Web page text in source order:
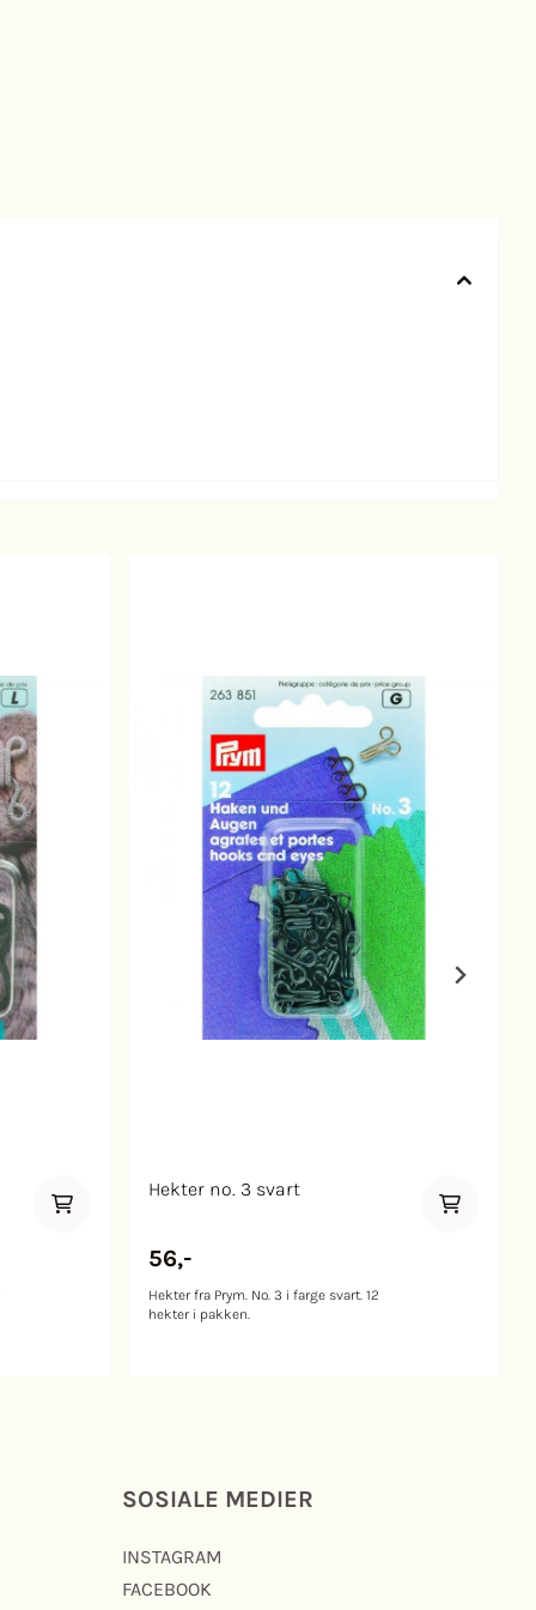
Hekter no. 3 svart
56,-
Hekter fra Prym. No. 3 i farge svart. 12
hekter i pakken.
SOSIALE MEDIER
INSTAGRAM
FACEBOOK